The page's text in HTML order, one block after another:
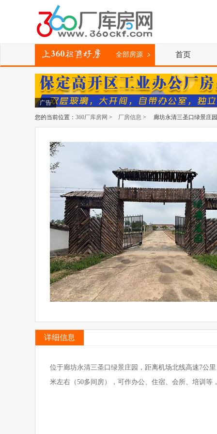
全部房源 首页
广告
您的当前位置： 360厂库房网 > 厂房信息 > 廊坊永清三圣口绿景庄园
详细信息
位于廊坊永清三圣口绿景庄园，距离机场北线高速7公
米左右（50多间房），可作办公、住宿、会